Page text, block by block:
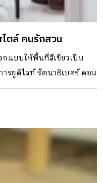
ตล์ คนรักสวน
แบบให้พื้นที่สีเขียวเป็น
รยูดีไลท์ รัตนาธิเบศร์ คอน